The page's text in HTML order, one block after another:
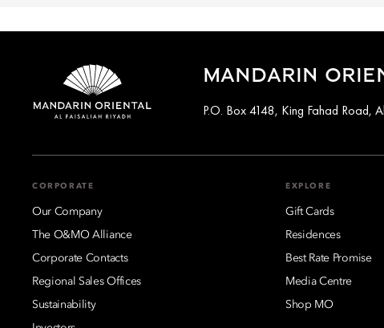
MANDARIN
P.O. Box 4148, King Fahad Road,
CORPORATE
Our Company
The O&MO Alliance
Corporate Contacts
Regional Sales Offices
Sustainability
EXPLORE
Gift Cards
Residences
Best Rate Promise
Media Centre
Shop MO